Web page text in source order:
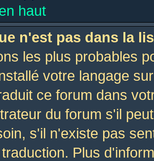
haut
n'est pas dans la
les plus probables
votre langage
ce forum dans
du forum s'il
s'il n'existe pas
Plus